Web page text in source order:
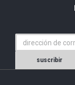
suscribir